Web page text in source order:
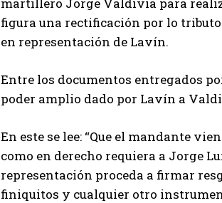
figura una rectificación por lo
en representación de Lavín.
Entre los documentos entregados
poder amplio dado por Lavín a
En este se lee: “Que el mandante
como en derecho requiera a Jorge
representación proceda a firmar
finiquitos y cualquier otro